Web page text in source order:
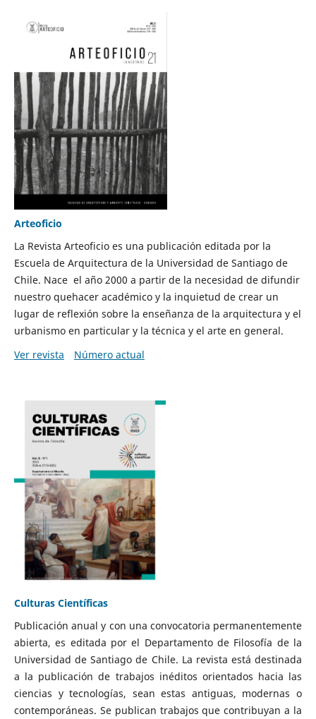
Arteoficio
La Revista Arteoficio es una publicación editada por la
Escuela de Arquitectura de la Universidad de Santiago de
Chile. Nace el año 2000 a partir de la necesidad de difundir
nuestro quehacer académico y la inquietud de crear un
lugar de reflexión sobre la enseñanza de la arquitectura y el
urbanismo en particular y la técnica y el arte en general.
Ver revista
Número actual
Culturas Científicas
Publicación anual y con una convocatoria permanentemente
abierta, es editada por el Departamento de Filosofía de la
Universidad de Santiago de Chile. La revista está destinada
a la publicación de trabajos inéditos orientados hacia las
ciencias y tecnologías, sean estas antiguas, modernas o
contemporáneas. Se publican trabajos que contribuyan a la